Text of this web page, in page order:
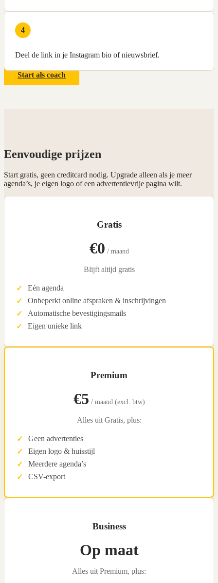
4
Deel de link in je Instagram bio of nieuwsbrief.
Start als coach
Eenvoudige prijzen
Start gratis, geen creditcard nodig. Upgrade alleen als je meer
agenda’s, je eigen logo of een advertentievrije pagina wilt.
Gratis
€0 / maand
Blijft altijd gratis
Eén agenda
Onbeperkt online afspraken & inschrijvingen
Automatische bevestigingsmails
Eigen unieke link
Premium
€5 / maand (excl. btw)
Alles uit Gratis, plus:
Geen advertenties
Eigen logo & huisstijl
Meerdere agenda’s
CSV-export
Business
Op maat
Alles uit Premium, plus: